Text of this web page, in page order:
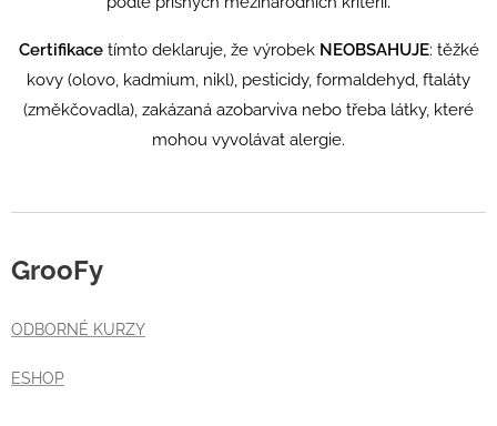
Certifikacetímto deklaruje, že výrobek NEOBSAHUJE: těžké
kovy (olovo, kadmium, nikl), pesticidy, formaldehyd, ftaláty
(změkčovadla), zakázaná azobarviva nebo třeba látky, které
mohou vyvolávat alergie.
GrooFy
ODBORNÉ KURZY
ESHOP